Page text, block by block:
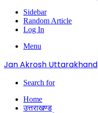
Sidebar
Random Article
Log In
Menu
Jan Akrosh Uttarakhand
Search for
Home
उत्तराखण्ड